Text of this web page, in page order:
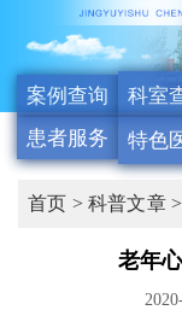
案例查询 科室
患者服务
特色
首页 > 科普文章 >
老年